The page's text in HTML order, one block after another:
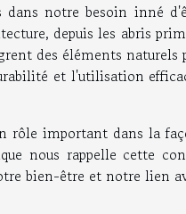
dans notre besoin inné
depuis les abris
des éléments
et l'utilisation
rôle important dans la
nous rappelle cette
bien-être et notre lien